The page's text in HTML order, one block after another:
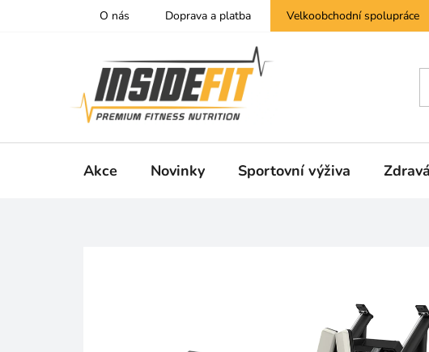
O nás Doprava a platba Velkoobchodní spolupráce
Akce Novinky Sportovní výživa